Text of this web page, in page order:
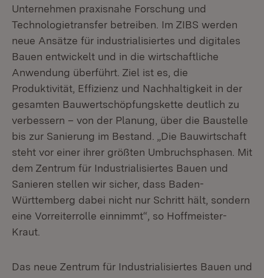
Unternehmen praxisnahe Forschung und
Technologietransfer betreiben. Im ZIBS werden
neue Ansätze für industrialisiertes und digitales
Bauen entwickelt und in die wirtschaftliche
Anwendung überführt. Ziel ist es, die
Produktivität, Effizienz und Nachhaltigkeit in der
gesamten Bauwertschöpfungskette deutlich zu
verbessern – von der Planung, über die Baustelle
bis zur Sanierung im Bestand. „Die Bauwirtschaft
steht vor einer ihrer größten Umbruchsphasen. Mit
dem Zentrum für Industrialisiertes Bauen und
Sanieren stellen wir sicher, dass Baden-
Württemberg dabei nicht nur Schritt hält, sondern
eine Vorreiterrolle einnimmt“, so Hoffmeister-
Kraut.
Das neue Zentrum für Industrialisiertes Bauen und